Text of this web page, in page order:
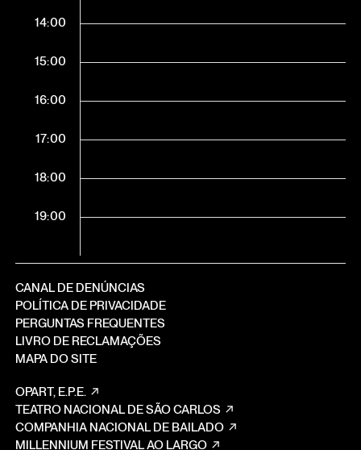
14:00
15:00
16:00
17:00
18:00
19:00
CANAL DE DENÚNCIAS
POLÍTICA DE PRIVACIDADE
PERGUNTAS FREQUENTES
LIVRO DE RECLAMAÇÕES
MAPA DO SITE
OPART, E.P.E.
TEATRO NACIONAL DE SÃO CARLOS
COMPANHIA NACIONAL DE BAILADO
MILLENNIUM FESTIVAL AO LARGO